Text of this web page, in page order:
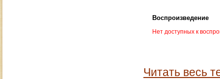
Воспроизведение
Нет доступных к
Читать весь